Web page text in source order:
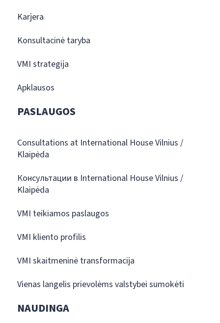
Karjera
Konsultacinė taryba
VMI strategija
Apklausos
PASLAUGOS
Consultations at International House Vilnius /
Klaipėda
Консультации в International House Vilnius /
Klaipėda
VMI teikiamos paslaugos
VMI kliento profilis
VMI skaitmeninė transformacija
Vienas langelis prievolėms valstybei sumokėti
NAUDINGA